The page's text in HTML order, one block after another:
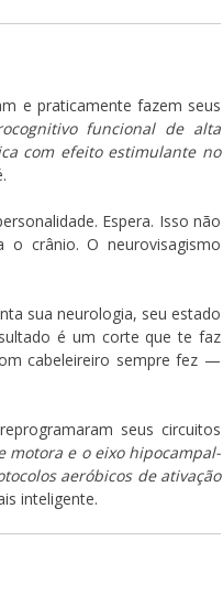
e praticamente fazem seus
funcional de alta
com efeito estimulante no
Espera. Isso não
o crânio. O neurovisagismo
sua neurologia, seu estado
é um corte que te faz
cabeleireiro sempre fez —
seus circuitos
motora e o eixo hipocampal-
aeróbicos de ativação
inteligente.